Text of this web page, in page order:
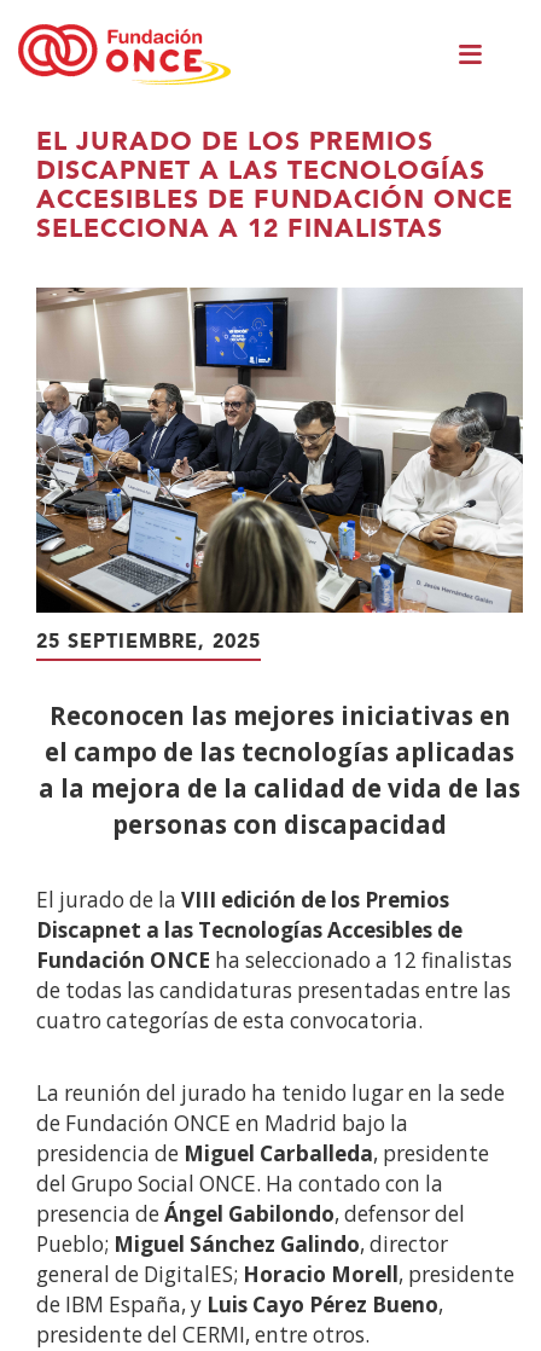
Eduki
nagusian
zaude
EL JURADO DE LOS PREMIOS
DISCAPNET A LAS TECNOLOGÍAS
ACCESIBLES DE FUNDACIÓN ONCE
SELECCIONA A 12 FINALISTAS
25 SEPTIEMBRE, 2025
Reconocen las mejores iniciativas en
el campo de las tecnologías aplicadas
a la mejora de la calidad de vida de las
personas con discapacidad
El jurado de la VIII edición de los Premios
Discapnet a las Tecnologías Accesibles de
Fundación ONCE ha seleccionado a 12 finalistas
de todas las candidaturas presentadas entre las
cuatro categorías de esta convocatoria.
La reunión del jurado ha tenido lugar en la sede
de Fundación ONCE en Madrid bajo la
presidencia de Miguel Carballeda, presidente
del Grupo Social ONCE. Ha contado con la
presencia deÁngel Gabilondo, defensor del
Pueblo; Miguel Sánchez Galindo, director
general de DigitalES; Horacio Morell, presidente
de IBM España, y Luis Cayo Pérez Bueno,
presidente del CERMI, entre otros.